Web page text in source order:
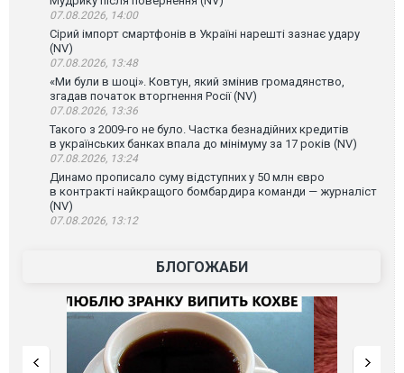
07.08.2026, 14:00
Сірий імпорт смартфонів в Україні нарешті зазнає удару
(NV)
07.08.2026, 13:48
«Ми були в шоці». Ковтун, який змінив громадянство,
згадав початок вторгнення Росії (NV)
07.08.2026, 13:36
Такого з 2009-го не було. Частка безнадійних кредитів
в українських банках впала до мінімуму за 17 років (NV)
07.08.2026, 13:24
Динамо прописало суму відступних у 50 млн євро
в контракті найкращого бомбардира команди — журналіст
(NV)
07.08.2026, 13:12
БЛОГОЖАБИ